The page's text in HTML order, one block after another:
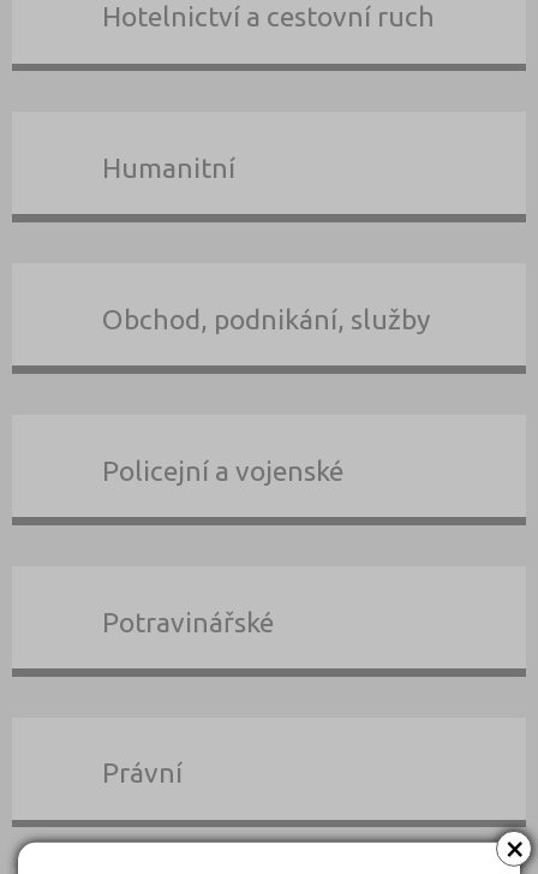
×
Hotelnictví a cestovní ruch
Humanitní
Obchod, podnikání, služby
Policejní a vojenské
Potravinářské
Právní